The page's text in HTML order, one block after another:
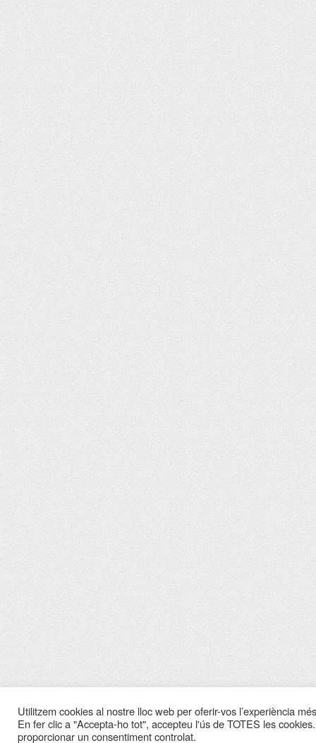
Utilitzem cookies al nostre lloc web per oferir-vos l’experiència
En fer clic a "Accepta-ho tot", accepteu l'ús de TOTES les
proporcionar un consentiment controlat.